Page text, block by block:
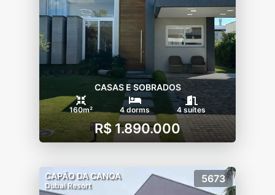
CASAS E SOBRADOS
160m² 4 dorms 4 suítes
R$ 1.890.000
CAPÃO DA CANOA
Dubai Resort
5673